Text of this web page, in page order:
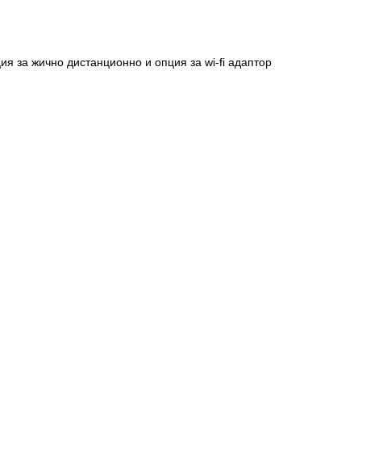
за жично дистанционно и опция за wi-fi адаптор